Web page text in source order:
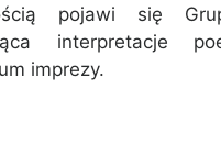
pojawi się
interpretacje
imprezy.